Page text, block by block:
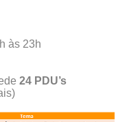
às 23h
24 PDU’s